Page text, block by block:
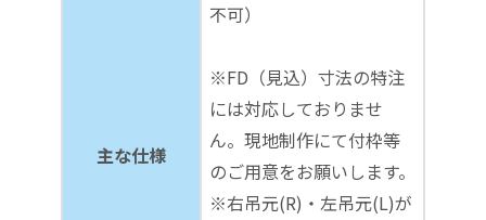
主な仕様
不可）
※FD（見込）寸法の特注
には対応しておりませ
ん。現地制作にて付枠等
のご用意をお願いします。
※右吊元(R)・左吊元(L)が